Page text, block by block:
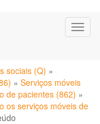
sociais (Q) »
» Serviços móveis
de pacientes (862) »
os serviços móveis de